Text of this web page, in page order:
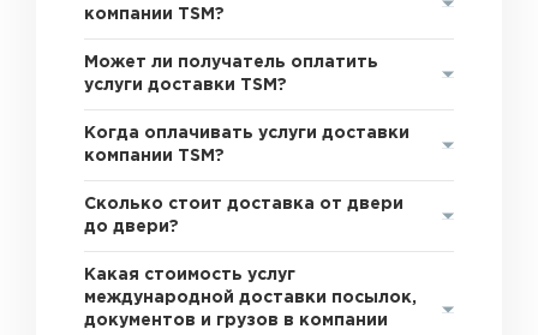
компании TSM?
Может ли получатель оплатить
услуги доставки TSM?
Когда оплачивать услуги доставки
компании TSM?
Сколько стоит доставка от двери
до двери?
Какая стоимость услуг
международной доставки посылок,
документов и грузов в компании